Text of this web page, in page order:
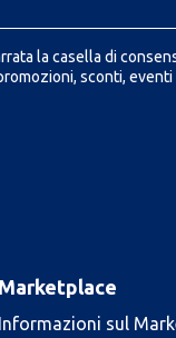
la casella di
sconti,
Marketplace
Informazioni sul